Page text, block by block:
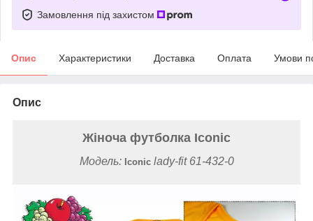
Замовлення під захистом
Опис Характеристики Доставка Оплата Умови
Опис
Жіноча футболка Iconic
Модель: Iconic lady-fit 61-432-0